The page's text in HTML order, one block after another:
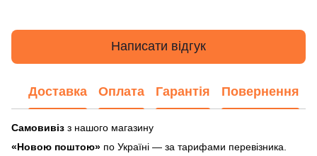
Написати відгук
Доставка Оплата Гарантія Повернення
Самовивіз з нашого магазину
«Новою поштою» по Україні — за тарифами перевізника.